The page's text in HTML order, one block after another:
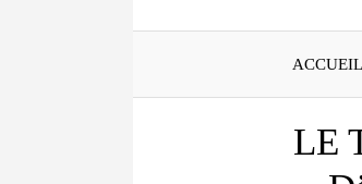
ACCUEIL
LE